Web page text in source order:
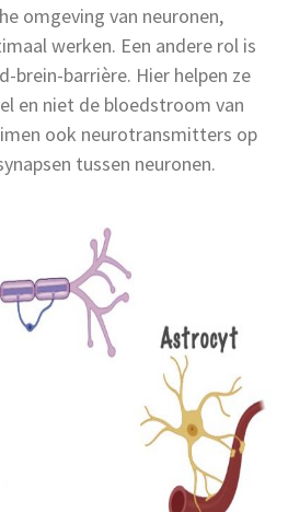
omgeving van neuronen,
werken. Een andere rol is
brein-barrière. Hier helpen ze
en niet de bloedstroom van
ook neurotransmitters op
tussen neuronen.